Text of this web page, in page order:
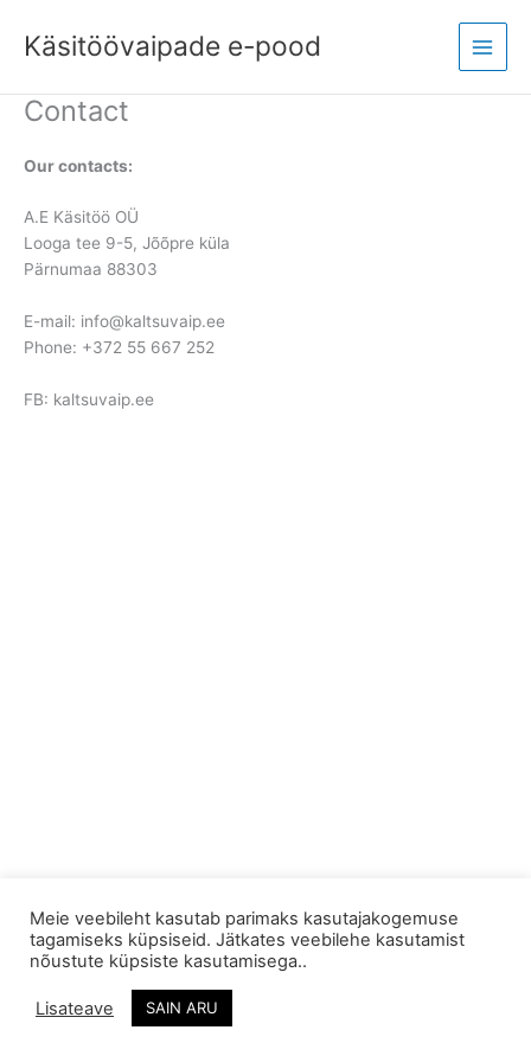
Käsitöövaipade e-pood
Main
Menu
Contact
Our contacts:
A.E Käsitöö OÜ
Looga tee 9-5, Jõõpre küla
Pärnumaa 88303
E-mail: info@kaltsuvaip.ee
Phone: +372 55 667 252
FB: kaltsuvaip.ee
A.E Käsitöö OÜ
Swedbank:
Looga tee 9-5,
Pärnu, Pärnumaa
Tel: +372 55 667
Meie veebileht kasutab parimaks kasutajakogemuse
tagamiseks küpsiseid. Jätkates veebilehe kasutamist
nõustute küpsiste kasutamisega..
Lisateave SAIN ARU